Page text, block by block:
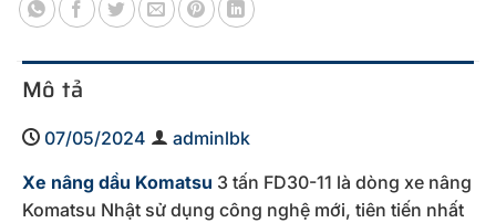
Mô tả
07/05/2024
adminlbk
Xe nâng dầu Komatsu 3 tấn FD30-11 là dòng xe nâng
Komatsu Nhật sử dụng công nghệ mới, tiên tiến nhất